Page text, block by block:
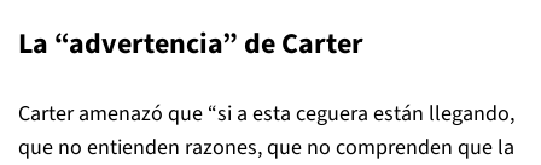
La “advertencia” de Carter
Carter amenazó que “si a esta ceguera están llegando,
que no entienden razones, que no comprenden que la